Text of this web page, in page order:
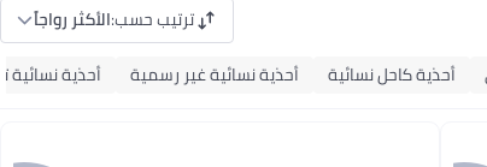
ترتيب حسب:الأكثر رواجاً
أحذية كاحل نسائية أحذية نسائية غير رسمية أحذية نسائية